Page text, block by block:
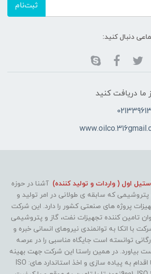
ثبت‌نام
دنبال کنید:
ما دریافت کنید
اول ( واردات و تولید کننده) آشنا در حوزه
که سابقه ی طولانی در امر تولید و
پروژه های صنعتی کشور را دارد. این شرکت
تامین کننده تجهیزات نفت، گاز و پتروشیمی
با اتکا به توانمندی نیروهای انسانی خبره و
توانسته است جایگاه مناسبی را در عرصه
بیاورد. در همین راستا این شرکت جهت بهینه
سازی روند فعالیت ها اقدام به پیاده سازی و اخذ استاندارد های: ISO